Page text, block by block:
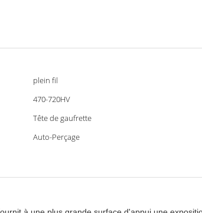
plein fil
470-720HV
Tête de gaufrette
Auto-Perçage